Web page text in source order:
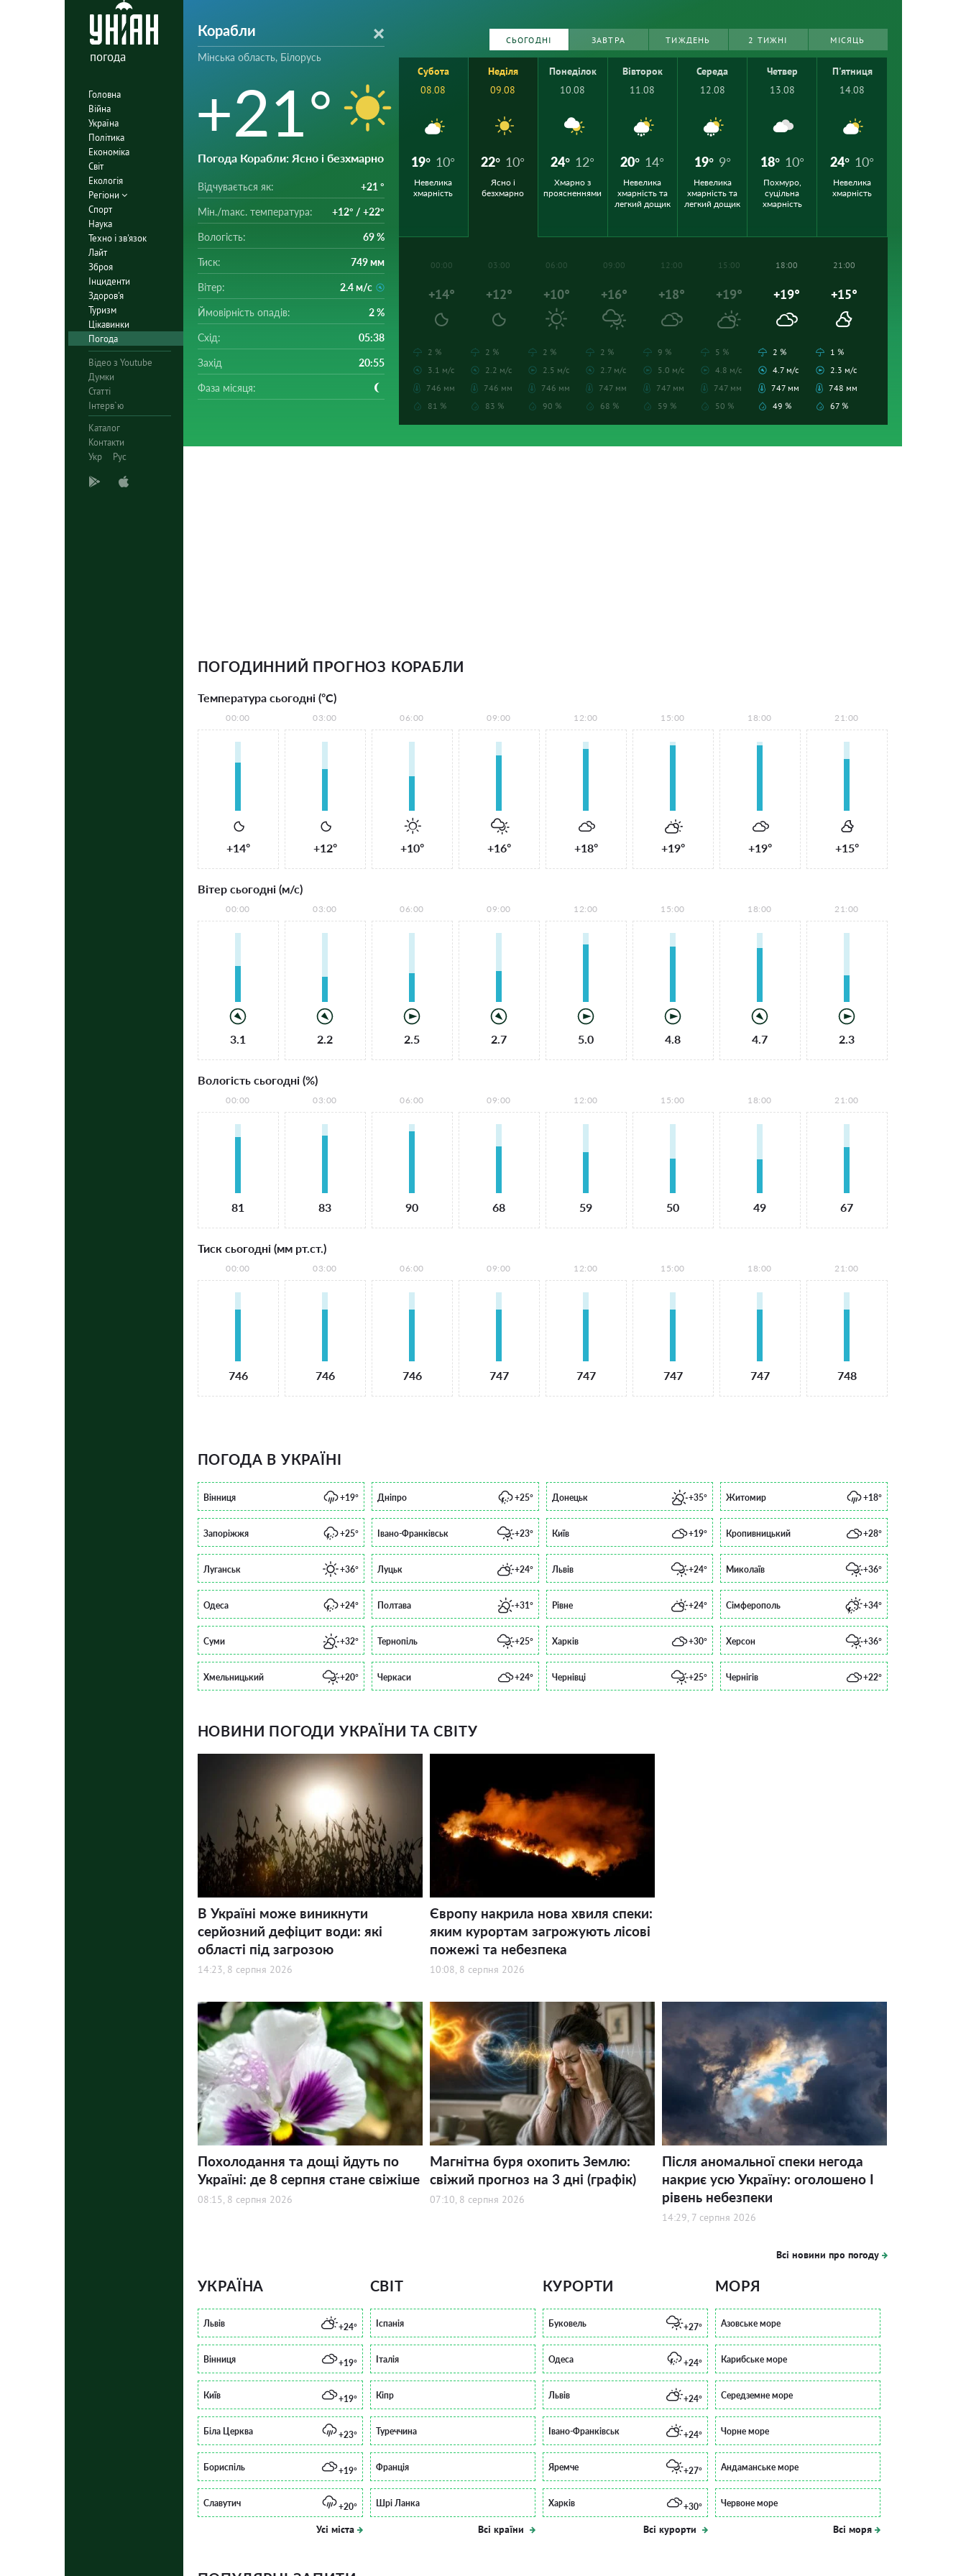
погода
Головна
Війна
Україна
Політика
Економіка
Світ
Екологія
Регіони
Спорт
Наука
Техно і зв'язок
Лайт
Зброя
Інциденти
Здоров'я
Туризм
Цікавинки
Погода
Відео з Youtube
Думки
Статті
Інтерв`ю
Каталог
Контакти
Укр
Рус
Корабли
Мінська область, Білорусь
+21°
Погода Корабли: Ясно і безхмарно
Відчувається як: +21 °
Мін./mакс. температура: +12° / +22°
Вологість: 69 %
Тиск: 749 мм
Вітер: 2.4 м/с
Ймовірність опадів: 2 %
Схід: 05:38
Захід 20:55
Фаза місяця:
СЬОГОДНІ ЗАВТРА ТИЖДЕНЬ 2 ТИЖНІ МІСЯЦЬ
Субота
08.08
19° 10°
Невелика
хмарність
Неділя
09.08
22° 10°
Ясно і
безхмарно
Понеділок
10.08
24° 12°
Хмарно з
проясненнями
Вівторок
11.08
20° 14°
Невелика
хмарність та
легкий дощик
Середа
12.08
19° 9°
Невелика
хмарність та
легкий дощик
Четвер
13.08
18° 10°
Похмуро,
суцільна
хмарність
П'ятниця
14.08
24° 10°
Невелика
хмарність
00:00
+14°
2 %
3.1 м/с
746 мм
81 %
03:00
+12°
2 %
2.2 м/с
746 мм
83 %
06:00
+10°
2 %
2.5 м/с
746 мм
90 %
09:00
+16°
2 %
2.7 м/с
747 мм
68 %
12:00
+18°
9 %
5.0 м/с
747 мм
59 %
15:00
+19°
5 %
4.8 м/с
747 мм
50 %
18:00
+19°
2 %
4.7 м/с
747 мм
49 %
21:00
+15°
1 %
2.3 м/с
748 мм
67 %
ПОГОДИННИЙ ПРОГНОЗ КОРАБЛИ
Температура сьогодні (°С)
00:00
+14°
03:00
+12°
06:00
+10°
09:00
+16°
12:00
+18°
15:00
+19°
18:00
+19°
21:00
+15°
Вітер сьогодні (м/с)
00:00
3.1
03:00
2.2
06:00
2.5
09:00
2.7
12:00
5.0
15:00
4.8
18:00
4.7
21:00
2.3
Вологість сьогодні (%)
00:00
81
03:00
83
06:00
90
09:00
68
12:00
59
15:00
50
18:00
49
21:00
67
Тиск сьогодні (мм рт.ст.)
00:00
746
03:00
746
06:00
746
09:00
747
12:00
747
15:00
747
18:00
747
21:00
748
ПОГОДА В УКРАЇНІ
Вінниця +19° Дніпро +25° Донецьк +35° Житомир +18°
Запоріжжя +25° Івано-Франківськ +23° Київ +19° Кропивницький +28°
Луганськ +36° Луцьк +24° Львів +24° Миколаїв +36°
Одеса +24° Полтава +31° Рівне +24° Сімферополь +34°
Суми +32° Тернопіль +25° Харків +30° Херсон +36°
Хмельницький +20° Черкаси +24° Чернівці +25° Чернігів +22°
НОВИНИ ПОГОДИ УКРАЇНИ ТА СВІТУ
В Україні може виникнути
серйозний дефіцит води: які
області під загрозою
14:23, 8 серпня 2026
Європу накрила нова хвиля спеки:
яким курортам загрожують лісові
пожежі та небезпека
10:08, 8 серпня 2026
Похолодання та дощі йдуть по
Україні: де 8 серпня стане свіжіше
08:15, 8 серпня 2026
Магнітна буря охопить Землю:
свіжий прогноз на 3 дні (графік)
07:10, 8 серпня 2026
Після аномальної спеки негода
накриє усю Україну: оголошено І
рівень небезпеки
14:29, 7 серпня 2026
Всі новини про погоду
УКРАЇНА
Львів +24°
Вінниця +19°
Київ +19°
Біла Церква +23°
Бориспіль +19°
Славутич +20°
Усі міста
СВІТ
Іспанія
Італія
Кіпр
Туреччина
Франція
Шрі Ланка
Всі країни
КУРОРТИ
Буковель +27°
Одеса +24°
Львів +24°
Івано-Франківськ +24°
Яремче +27°
Харків +30°
Всі курорти
МОРЯ
Азовське море
Карибське море
Середземне море
Чорне море
Андаманське море
Червоне море
Всі моря